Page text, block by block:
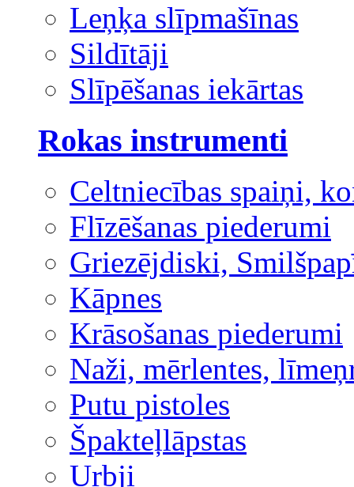
Leņķa slīpmašīnas
Sildītāji
Slīpēšanas iekārtas
Rokas instrumenti
Celtniecības spaiņi,
Flīzēšanas piederumi
Griezējdiski,
Kāpnes
Krāsošanas piederumi
Naži, mērlentes,
Putu pistoles
Špakteļlāpstas
Urbji